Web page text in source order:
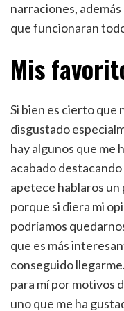
narraciones,
que funcionaran
Mis
Si bien es cierto que
disgustado
hay algunos que me
acabado destacando
apetece hablaros
porque si diera mi
podríamos
que es más
conseguido
para mí por motivos
uno que me ha